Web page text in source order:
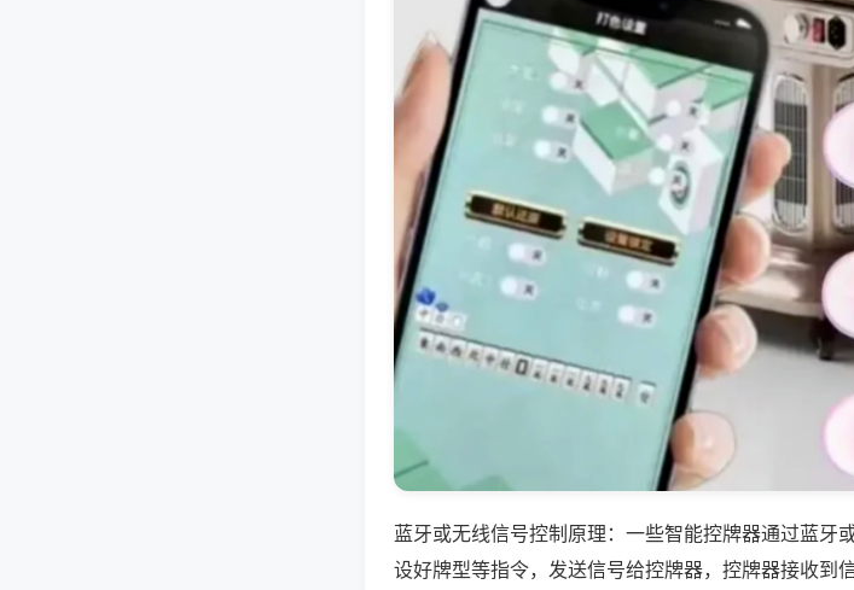
蓝牙或无线信号控制原理：一些智能控牌器通过蓝牙
设好牌型等指令，发送信号给控牌器，控牌器接收到